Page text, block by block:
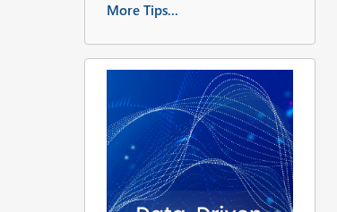
More Tips...